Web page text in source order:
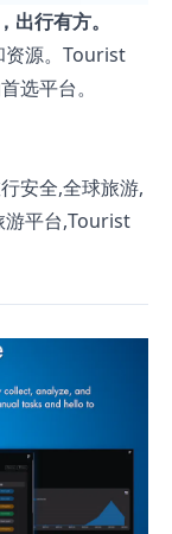
行有方。
资源。Tourist
选平台。
安全,全球旅游,
游平台,Tourist